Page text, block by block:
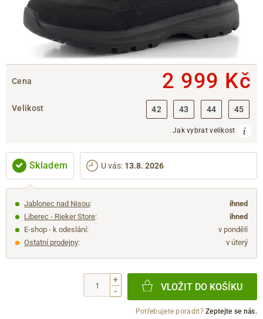
Cena 2 999 Kč
Velikost 42 43 44 45
Jak vybrat velikost
Skladem U vás: 13.8. 2026
Jablonec nad Nisou:
ihned
Liberec - Rieker Store:
ihned
E-shop - k odeslání:
v pondělí
Ostatní prodejny: v úterý
+
-
VLOŽIT DO KOŠÍKU
Potřebujete poradit?Zeptejte se nás.